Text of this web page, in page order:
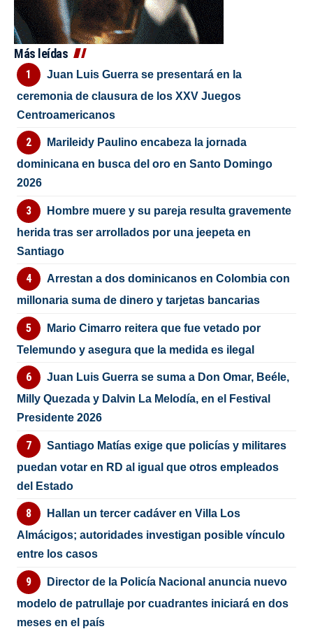
Más leídas
Juan Luis Guerra se presentará en la
ceremonia de clausura de los XXV Juegos
Centroamericanos
Marileidy Paulino encabeza la jornada
dominicana en busca del oro en Santo Domingo
2026
Hombre muere y su pareja resulta gravemente
herida tras ser arrollados por una jeepeta en
Santiago
Arrestan a dos dominicanos en Colombia con
millonaria suma de dinero y tarjetas bancarias
Mario Cimarro reitera que fue vetado por
Telemundo y asegura que la medida es ilegal
Juan Luis Guerra se suma a Don Omar, Beéle,
Milly Quezada y Dalvin La Melodía, en el Festival
Presidente 2026
Santiago Matías exige que policías y militares
puedan votar en RD al igual que otros empleados
del Estado
Hallan un tercer cadáver en Villa Los
Almácigos; autoridades investigan posible vínculo
entre los casos
Director de la Policía Nacional anuncia nuevo
modelo de patrullaje por cuadrantes iniciará en dos
meses en el país